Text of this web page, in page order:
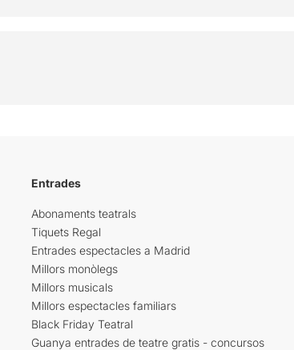
Entrades
Abonaments teatrals
Tiquets Regal
Entrades espectacles a Madrid
Millors monòlegs
Millors musicals
Millors espectacles familiars
Black Friday Teatral
Guanya entrades de teatre gratis - concursos